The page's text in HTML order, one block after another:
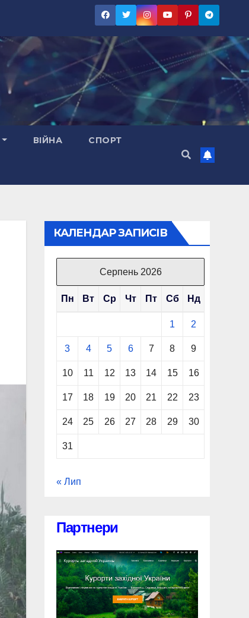
ВІЙНА СПОРТ
КАЛЕНДАР ЗАПИСІВ
Серпень 2026
Пн Вт Ср Чт Пт Сб Нд
1 2
3 4 5 6 7 8 9
10 11 12 13 14 15 16
17 18 19 20 21 22 23
24 25 26 27 28 29 30
31
« Лип
Партнери